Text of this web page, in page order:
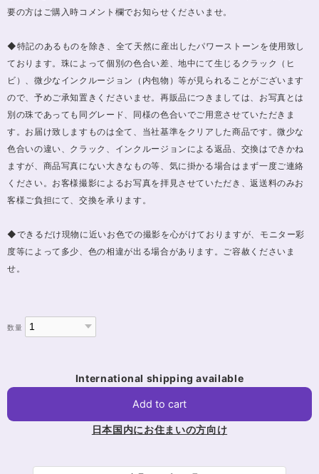
要の方はご購入時コメント欄でお知らせくださいませ。
◆特記のあるものを除き、全て天然に産出したパワーストーンを使用致し
ております。珠によって個別の色合い差、地中にて生じるクラック（ヒ
ビ）、微少なインクルージョン（内包物）等が見られることがございます
ので、予めご承知置きくださいませ。再販品につきましては、お写真とは
別の珠であっても同グレード、同様の色合いでご用意させていただきま
す。お届け致しますものは全て、当社基準をクリアした商品です。微少な
色合いの違い、クラック、インクルージョンによる返品、交換はできかね
ますが、商品写真にない大きなもの等、気に掛かる場合はまず一度ご連絡
ください。お客様撮影によるお写真を拝見させていただき、返送料のみお
客様ご負担にて、交換を承ります。
◆できるだけ現物に近いお色での撮影を心がけておりますが、モニター彩
度等によって多少、色の相違が出る場合があります。ご容赦くださいま
せ。
数量
International shipping available
Add to cart
日本国内にお住まいの方向け